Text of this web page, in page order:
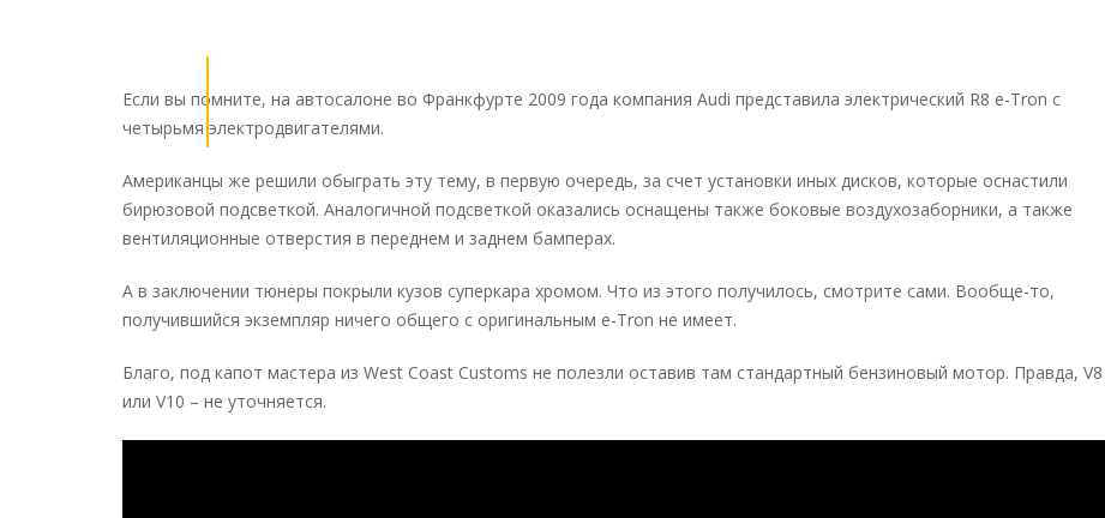
Если вы помните, на автосалоне во Франкфурте 2009 года компания Audi представила электрический R8 e-Tron с
четырьмя электродвигателями.
Американцы же решили обыграть эту тему, в первую очередь, за счет установки иных дисков, которые оснастили
бирюзовой подсветкой. Аналогичной подсветкой оказались оснащены также боковые воздухозаборники, а также
вентиляционные отверстия в переднем и заднем бамперах.
А в заключении тюнеры покрыли кузов суперкара хромом. Что из этого получилось, смотрите сами. Вообще-то,
получившийся экземпляр ничего общего с оригинальным e-Tron не имеет.
Благо, под капот мастера из West Coast Customs не полезли оставив там стандартный бензиновый мотор. Правда,
или V10 – не уточняется.